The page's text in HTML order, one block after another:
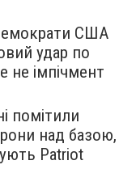
США
удар по
не імпічмент
помітили
над базою,
Patriot